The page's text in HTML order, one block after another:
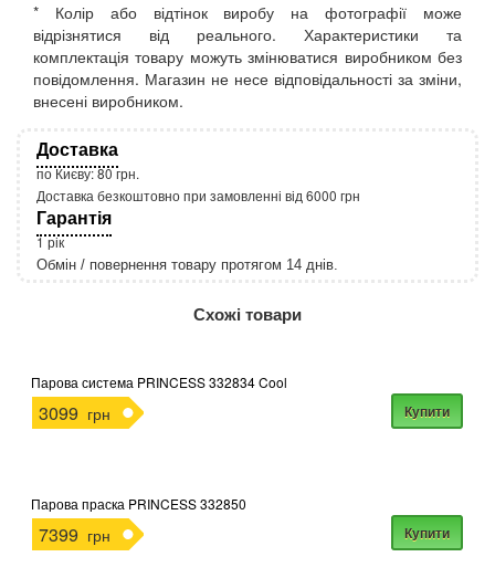
* Колір або відтінок виробу на фотографії може
відрізнятися від реального. Характеристики та
комплектація товару можуть змінюватися виробником без
повідомлення. Магазин не несе відповідальності за зміни,
внесені виробником.
Доставка
по Києву: 80 грн.
Доставка безкоштовно при замовленні від 6000 грн
Гарантія
1 рік
Обмін / повернення товару протягом 14 днів.
Схожі товари
Парова система PRINCESS 332834 Cool
3099 грн Купити
Парова праска PRINCESS 332850
7399 грн Купити